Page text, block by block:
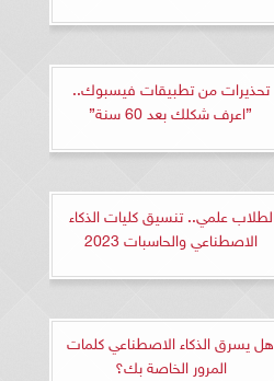
تحذيرات من تطبيقات فيسبوك..
”اعرف شكلك بعد 60 سنة”
لطلاب علمي.. تنسيق كليات الذكاء
الاصطناعي والحاسبات 2023
هل يسرق الذكاء الاصطناعي كلمات
المرور الخاصة بك؟